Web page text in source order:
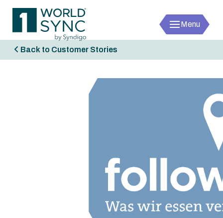
1worldsync
Menu
Back to Customer Stories